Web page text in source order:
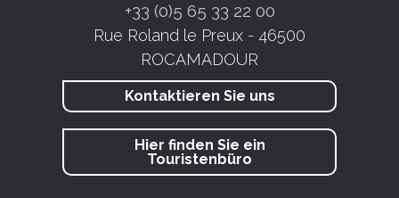
+33 (0)5 65 33 22 00
Rue Roland le Preux - 46500
ROCAMADOUR
Kontaktieren Sie uns
Hier finden Sie ein
Touristenbüro